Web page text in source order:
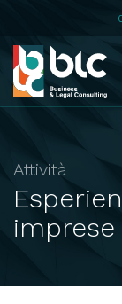
Attività
imprese